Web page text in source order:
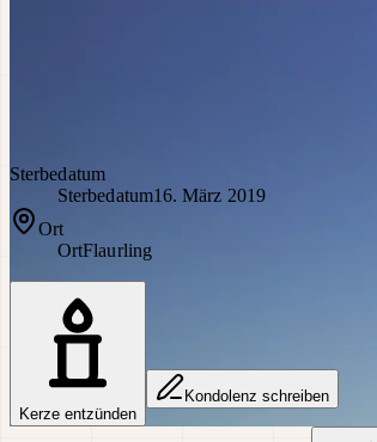
Sterbedatum
Sterbedatum16. März 2019
Ort
OrtFlaurling
Kerze entzünden
Kondolenz schreiben